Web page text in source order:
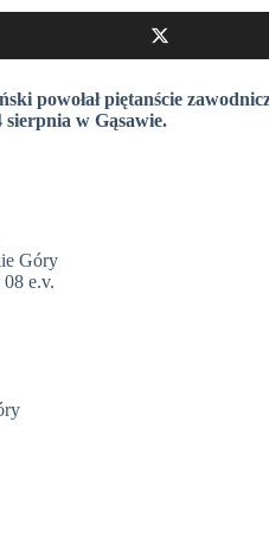
powołał piętanście
sierpnia w Gąsawie.
Góry
e.v.